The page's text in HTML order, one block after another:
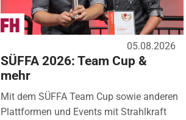
05.08.2026
SÜFFA 2026: Team Cup &
mehr
Mit dem SÜFFA Team Cup sowie anderen
Plattformen und Events mit Strahlkraft